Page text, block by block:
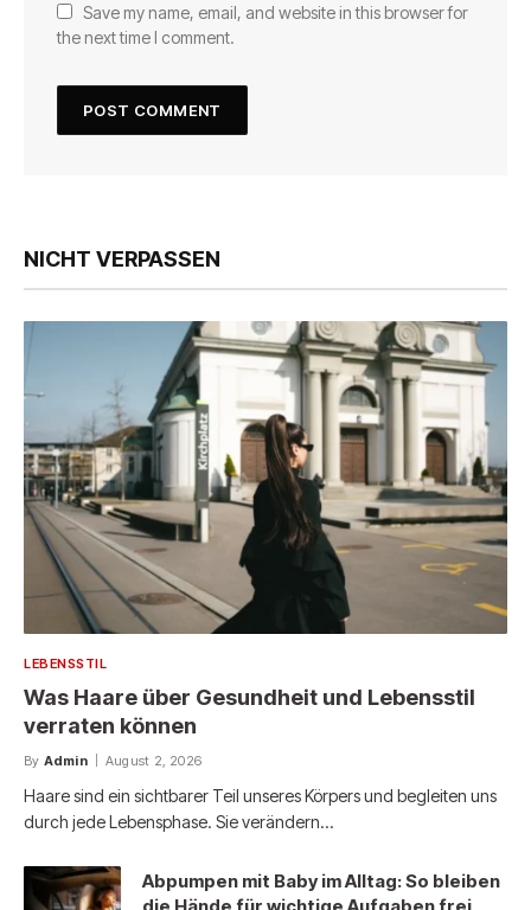
Save my name, email, and website in this browser for
the next time I comment.
NICHT VERPASSEN
LEBENSSTIL
Was Haare über Gesundheit und Lebensstil
verraten können
By Admin August 2, 2026
Haare sind ein sichtbarer Teil unseres Körpers und begleiten uns
durch jede Lebensphase. Sie verändern…
Abpumpen mit Baby im Alltag: So bleiben
die Hände für wichtige Aufgaben frei